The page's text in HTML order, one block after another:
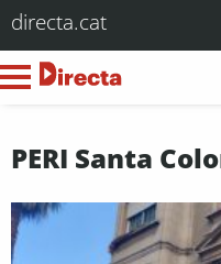
directa.cat
PERI Santa